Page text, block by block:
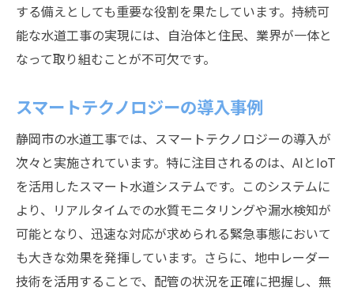
する備えとしても重要な役割を果たしています。持続可
能な水道工事の実現には、自治体と住民、業界が一体と
なって取り組むことが不可欠です。
スマートテクノロジーの導入事例
静岡市の水道工事では、スマートテクノロジーの導入が
次々と実施されています。特に注目されるのは、AIとIoT
を活用したスマート水道システムです。このシステムに
より、リアルタイムでの水質モニタリングや漏水検知が
可能となり、迅速な対応が求められる緊急事態において
も大きな効果を発揮しています。さらに、地中レーダー
技術を活用することで、配管の状況を正確に把握し、無